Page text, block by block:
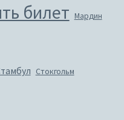
билет Мардин
Стокгольм